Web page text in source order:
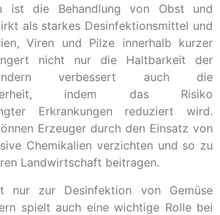
ist die Behandlung von Obst und
als starkes Desinfektionsmittel und
Viren und Pilze innerhalb kurzer
nicht nur die Haltbarkeit der
verbessert auch die
indem das Risiko
Erkrankungen reduziert wird.
Erzeuger durch den Einsatz von
Chemikalien verzichten und so zu
Landwirtschaft beitragen.
nur zur Desinfektion von Gemüse
spielt auch eine wichtige Rolle bei